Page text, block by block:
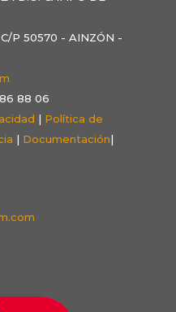
P 50570 - AINZÓN -
88 06
| Política de
| Documentación|